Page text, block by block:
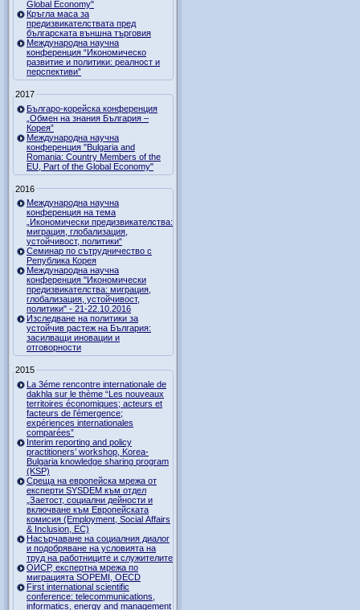
Global Economy"
Кръгла маса за
предизвикателствата пред
българската външна търговия
Международна научна
конференция “Икономическо
развитие и политики: реалност и
перспективи”
2017
Българо-корейска конференция
„Обмен на знания България –
Корея”
Международна научна
конференция "Bulgaria and
Romania: Country Members of the
EU, Part of the Global Economy"
2016
Международна научна
конференция на тема
„Икономически предизвикателства:
миграция, глобализация,
устойчивост, политики“
Семинар по сътрудничество с
Република Корея
Международна научна
конференция "Икономически
предизвикателства: миграция,
глобализация, устойчивост,
политики" - 21-22.10.2016
Изследване на политики за
устойчив растеж на България:
засилващи иновации и
отговорности
2015
La 3éme rencontre internationale de
dakhla sur le thème “Les nouveaux
territoires économiques; acteurs et
facteurs de l’émergence;
expériences internationales
comparées”
Interim reporting and policy
practitioners’ workshop, Korea-
Bulgaria knowledge sharing program
(KSP)
Среща на европейска мрежа от
експерти SYSDEM към отдел
„Заетост, социални дейности и
включване към Европейската
комисия (Employment, Social Affairs
& Inclusion, ЕС)
Насърчаване на социалния диалог
и подобряване на условията на
труд на работниците и служителите
ОИСР, експертна мрежа по
миграцията SOPEMI, OECD
First international scientific
conference: telecommunications,
informatics, energy and management